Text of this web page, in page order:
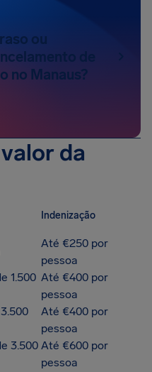
ou
de
no Manaus?
da
Indenização
Até €250 por
pessoa
1.500 Até €400 por
pessoa
Até €400 por
pessoa
3.500 Até €600 por
pessoa